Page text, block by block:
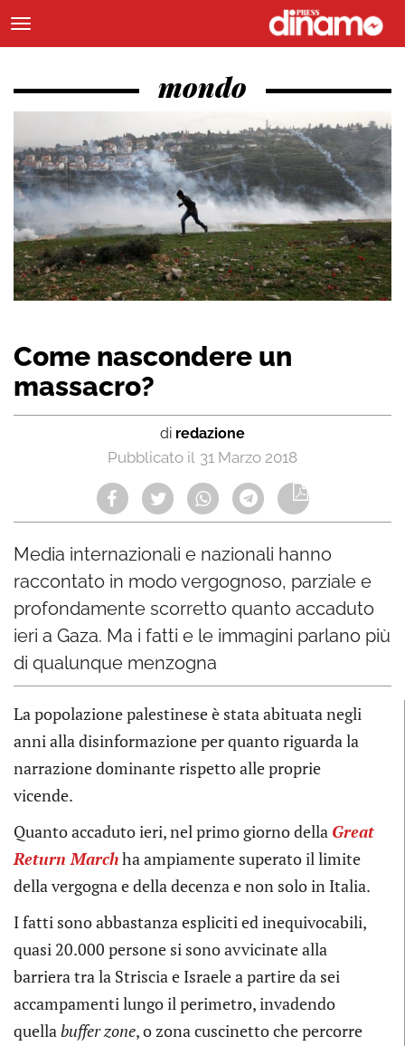
mondo
Come nascondere un
massacro?
di redazione
31 Marzo 2018
Media internazionali e nazionali hanno
raccontato in modo vergognoso, parziale e
profondamente scorretto quanto accaduto
ieri a Gaza. Ma i fatti e le immagini parlano più
di qualunque menzogna
La popolazione palestinese è stata abituata negli
anni alla disinformazione per quanto riguarda la
narrazione dominante rispetto alle proprie
vicende.
Quanto accaduto ieri, nel primo giorno della Great
Return Marchha ampiamente superato il limite
della vergogna e della decenza e non solo in Italia.
I fatti sono abbastanza espliciti ed inequivocabili,
quasi 20.000 persone si sono avvicinate alla
barriera tra la Striscia e Israele a partire da sei
accampamenti lungo il perimetro, invadendo
quellabuffer zone, o zona cuscinetto che percorre